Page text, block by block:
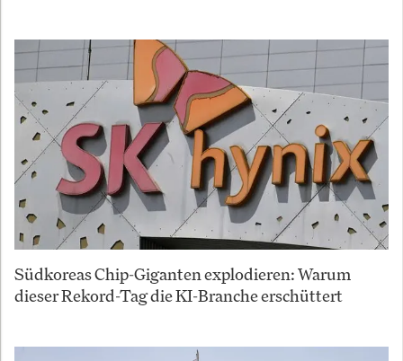
Südkoreas Chip-Giganten explodieren: Warum
dieser Rekord-Tag die KI-Branche erschüttert